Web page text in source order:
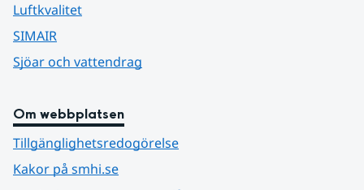
Luftkvalitet
SIMAIR
Sjöar och vattendrag
Om webbplatsen
Tillgänglighetsredogörelse
Kakor på smhi.se